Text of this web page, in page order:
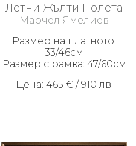
Летни Жълти Полета
Марчел Ямелиев
Размер на платното:
33/46см
Размер с рамка: 47/60см
Цена: 465 € / 910 лв.